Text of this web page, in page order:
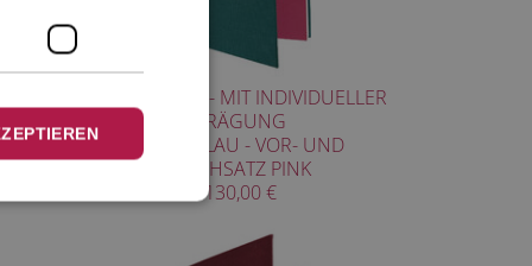
GÄSTEBUCH - MIT INDIVIDUELLER
PRÄGUNG
GRÜNBLAU - VOR- UND
NACHSATZ PINK
130,00 €